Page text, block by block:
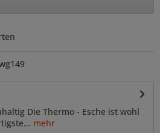
Die Thermo - Esche ist wohl
mehr